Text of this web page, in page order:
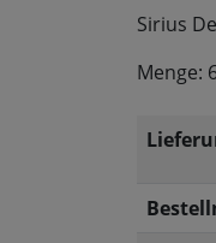
Sirius
Menge: